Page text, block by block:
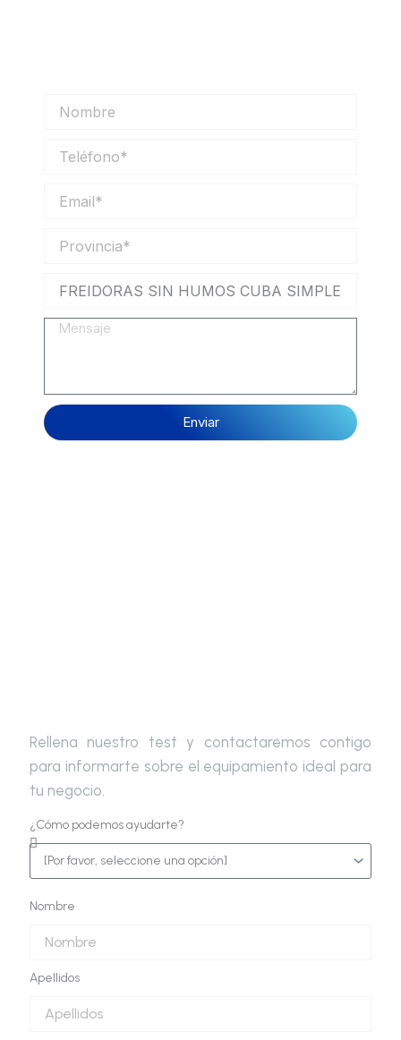
Mensaje
Enviar
Rellena nuestro test y contactaremos contigo
para informarte sobre el equipamiento ideal para
tu negocio.
¿Cómo podemos ayudarte?
Nombre
Apellidos